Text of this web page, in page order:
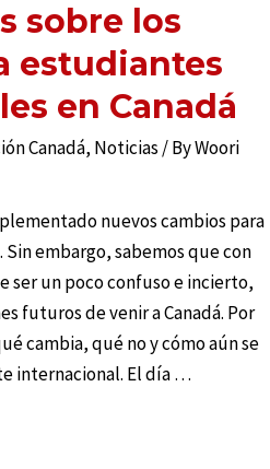
sobre los
estudiantes
en Canadá
Canadá, Noticias / ByWoori
nuevos cambios para
embargo, sabemos que con
ser un poco confuso e incierto,
futuros de venir a Canadá. Por
cambia, qué no y cómo aún se
internacional. El día …